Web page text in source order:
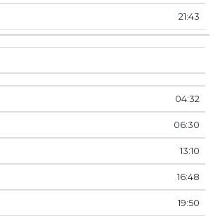
21:43
04:32
06:30
13:10
16:48
19:50